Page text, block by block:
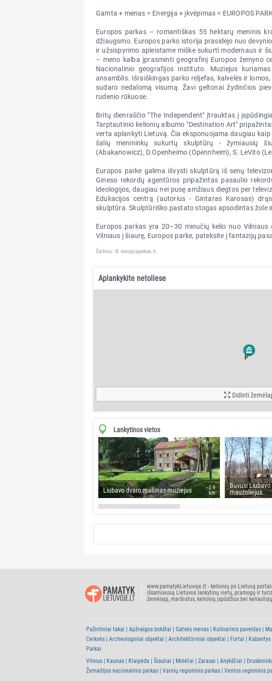
Gamta + menas = Energija + įkvėpimas = EUROPOS
Europos parkas – romantiškas 55 hektarų meninis
džiaugsmo. Europos parko istorija prasidėjo nuo
ir užsispyrimo apleistame miške sukurti modernaus ir
– meno kalba įprasminti geografinį Europos žemyno
Nacionalinio geografijos instituto. Muziejus
ansamblis. Išraiškingas parko reljefas, kalvelės ir
sudaro nedalomą visumą. Žavi geltonai žydinčios
rudenio rūkuose.
Britų dienraščio "The Independent" įtrauktas į
Tarptautinio kelionių albumo "Destination Art"
verta aplankyti Lietuvą. Čia eksponuojama daugiau
šalių menininkų sukurtų skulptūrų - žymiausių
(Abakanowicz), D.Openheimo (Opennheim), S. LeVito
Europos parke galima išvysti skulptūrą iš senų
Gineso rekordų agentūros pripažintas pasaulio
ideologijos, daugiau nei pusę amžiaus diegtos per
Edukacijos centrą (autorius - Gintaras Karosas)
skulptūra. Skulptūriško pastato stogas apsodintas žole
Europos parkas yra 20–30 minučių kelio nuo
Vilniaus į šiaurę, Europos parke, pateksite į fantazijų
Šaltinis: © europosparkas.lt
Aplankykite netoliese
Didinti
Lankytinos vietos
Liubavo dvaro malūnas-muziejus
~2.9
km
Buvusi
mauzoliejus
www.pamatykLietuvoje.lt - kelionių po Lietuvą
išsamiausią Lietuvos lankytinų vietų, pramogų ir
žemėlapį, maršrutus, kelionių įspūdžius bei
Pažintiniai takai Apžvalgos bokštai Gatvės menas Kulinarinis paveldas
Cerkvės
Archeologiniai objektai Architektūriniai objektai Fortai
Parkai
Vilnius
Kaunas Klaipėda Šiauliai Molėtai Zarasai Anykščiai
Žemaitijos nacionalinis parkas
Varnių regioninis parkas Ventos regioninis